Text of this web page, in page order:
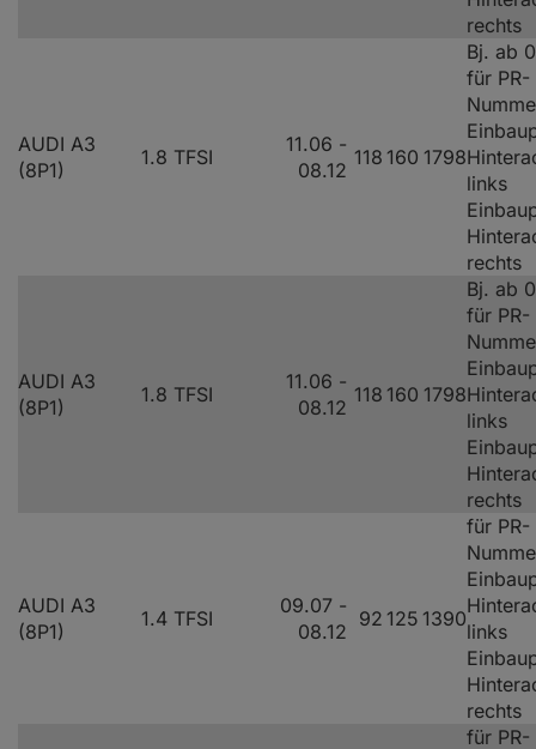
rechts
AUDI A3
(8P1)
1.8 TFSI
11.06 -
08.12
118 160 1798
Bj. ab
für PR-
links
rechts
AUDI A3
(8P1)
1.8 TFSI
11.06 -
08.12
118 160 1798
Bj. ab
für PR-
links
rechts
AUDI A3
(8P1)
1.4 TFSI
09.07 -
08.12
92 125 1390
für PR-
links
rechts
für PR-